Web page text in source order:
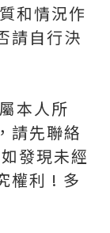
和情況作
請自行決
本人所
請先聯絡
發現未經
權利 ! 多